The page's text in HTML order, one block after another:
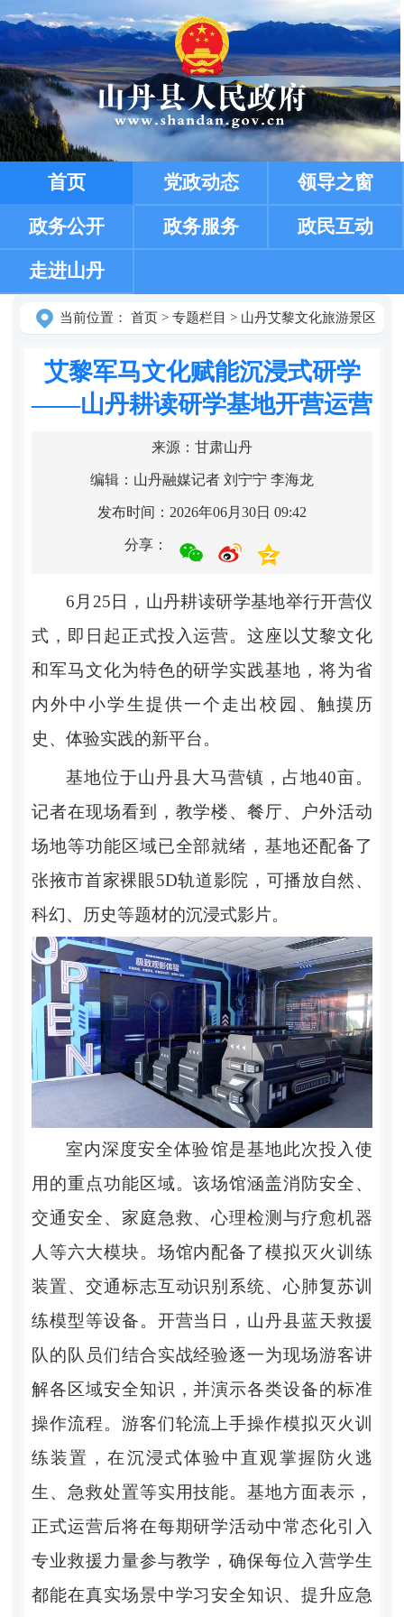
首页 党政动态 领导之窗
政务公开 政务服务 政民互动
走进山丹
当前位置： 首页> 专题栏目 > 山丹艾黎文化旅游景区
艾黎军马文化赋能沉浸式研学
——山丹耕读研学基地开营运营
来源：甘肃山丹
编辑：山丹融媒记者 刘宁宁 李海龙
发布时间：2026年06月30日 09:42
分享：
6月25日，山丹耕读研学基地举行开营仪
式，即日起正式投入运营。这座以艾黎文化
和军马文化为特色的研学实践基地，将为省
内外中小学生提供一个走出校园、触摸历
史、体验实践的新平台。
基地位于山丹县大马营镇，占地40亩。
记者在现场看到，教学楼、餐厅、户外活动
场地等功能区域已全部就绪，基地还配备了
张掖市首家裸眼5D轨道影院，可播放自然、
科幻、历史等题材的沉浸式影片。
室内深度安全体验馆是基地此次投入使
用的重点功能区域。该场馆涵盖消防安全、
交通安全、家庭急救、心理检测与疗愈机器
人等六大模块。场馆内配备了模拟灭火训练
装置、交通标志互动识别系统、心肺复苏训
练模型等设备。开营当日，山丹县蓝天救援
队的队员们结合实战经验逐一为现场游客讲
解各区域安全知识，并演示各类设备的标准
操作流程。游客们轮流上手操作模拟灭火训
练装置，在沉浸式体验中直观掌握防火逃
生、急救处置等实用技能。基地方面表示，
正式运营后将在每期研学活动中常态化引入
专业救援力量参与教学，确保每位入营学生
都能在真实场景中学习安全知识、提升应急